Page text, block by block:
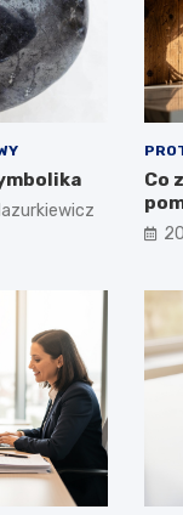
Co